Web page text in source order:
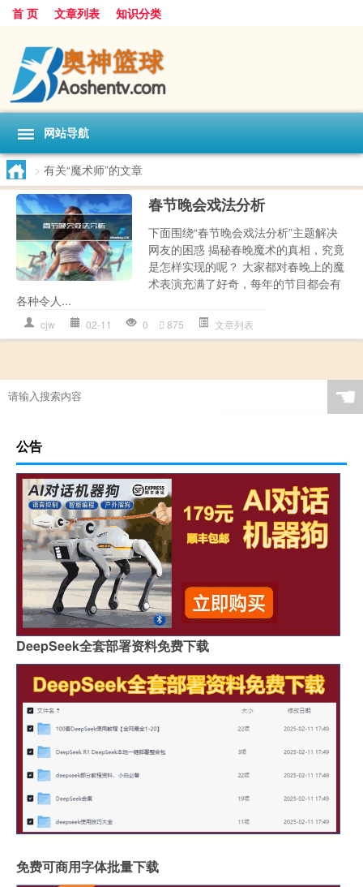
首 页 文章列表 知识分类
网站导航
> 有关“魔术师”的文章
春节晚会戏法分析
下面围绕“春节晚会戏法分析”主题解决
网友的困惑 揭秘春晚魔术的真相，究竟
是怎样实现的呢？ 大家都对春晚上的魔
术表演充满了好奇，每年的节目都会有
各种令人...
cjw 02-11 0 875 文章列表
☚
公告
DeepSeek全套部署资料免费下载
免费可商用字体批量下载